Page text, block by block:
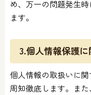
め、万一の問題発生
ます。
3.個人情報保護
個人情報の取扱いに
周知徹底します。ま